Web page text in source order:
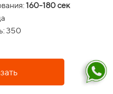
160-180 сек
350